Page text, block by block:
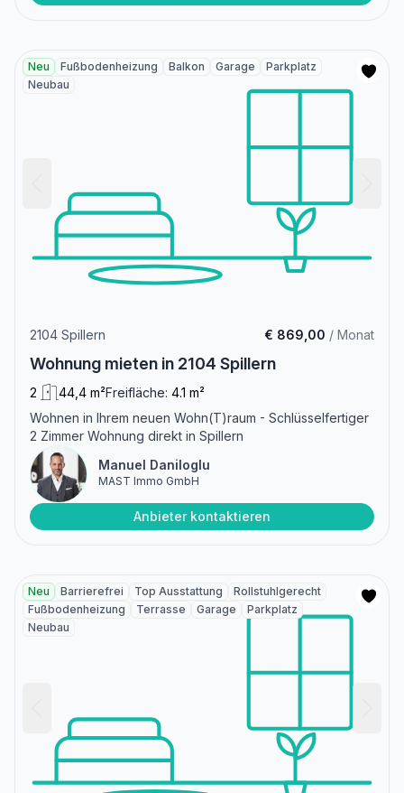
Neu Fußbodenheizung Balkon Garage
Parkplatz
Neubau
2104 Spillern € 869,00 / Monat
Wohnung mieten in 2104 Spillern
2 44,4 m²Freifläche: 4.1 m²
Wohnen in Ihrem neuen Wohn(T)raum - Schlüsselfertiger
2 Zimmer Wohnung direkt in Spillern
Manuel Daniloglu
MAST Immo GmbH
Anbieter kontaktieren
Neu Barrierefrei Top Ausstattung
Rollstuhlgerecht
Fußbodenheizung
Terrasse Garage
Parkplatz
Neubau